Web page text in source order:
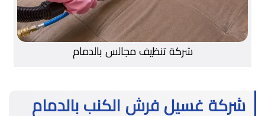
شركة تنظيف مجالس بالدمام
شركة غسيل فرش الكنب بالدمام